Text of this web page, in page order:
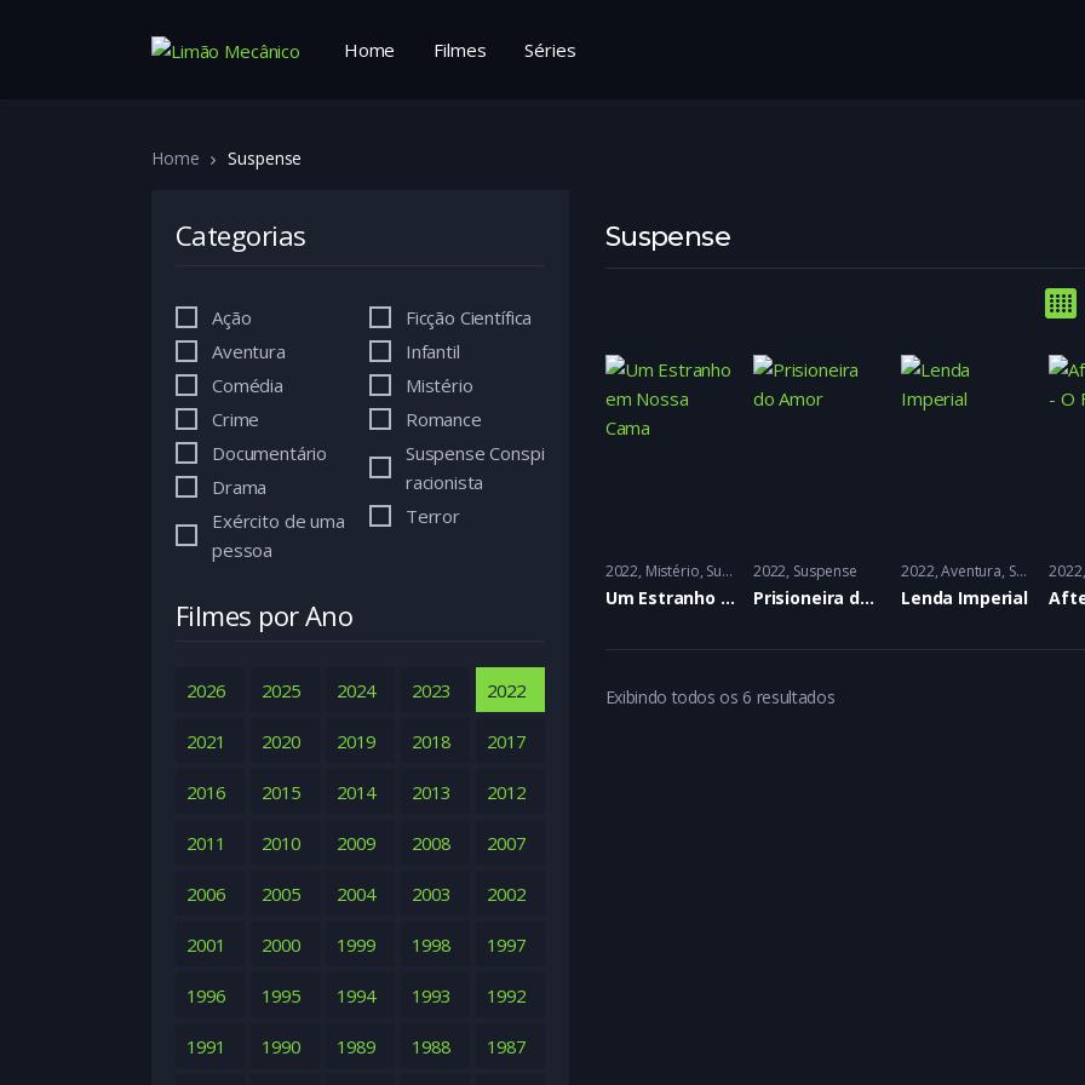
Home Filmes Séries
Home Suspense
Suspense
2022 Mistério, Suspense
Um Estranho em Nossa Cama
2022 Suspense
Prisioneira do Amor
2022 Aventura, Suspense
Lenda Imperial
2022
Exibindo todos os 6 resultados
Categorias
Ação
Aventura
Comédia
Crime
Documentário
Drama
Exército de uma
pessoa
Ficção Científica
Infantil
Mistério
Romance
Suspense Conspi
racionista
Terror
Filmes por Ano
2026 2025 2024 2023 2022
2021 2020 2019 2018 2017
2016 2015 2014 2013 2012
2011 2010 2009 2008 2007
2006 2005 2004 2003 2002
2001 2000 1999 1998 1997
1996 1995 1994 1993 1992
1991 1990 1989 1988 1987